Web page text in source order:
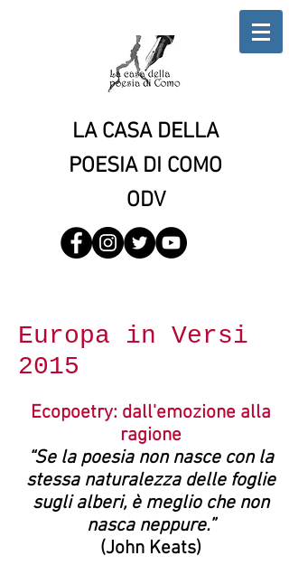
LA CASA DELLA
POESIA DI COMO
ODV
Europa in Versi
2015
Ecopoetry: dall'emozione alla
ragione
“Se la poesia non nasce con la
stessa naturalezza delle foglie
sugli alberi, è meglio che non
nasca neppure.”
(John Keats)